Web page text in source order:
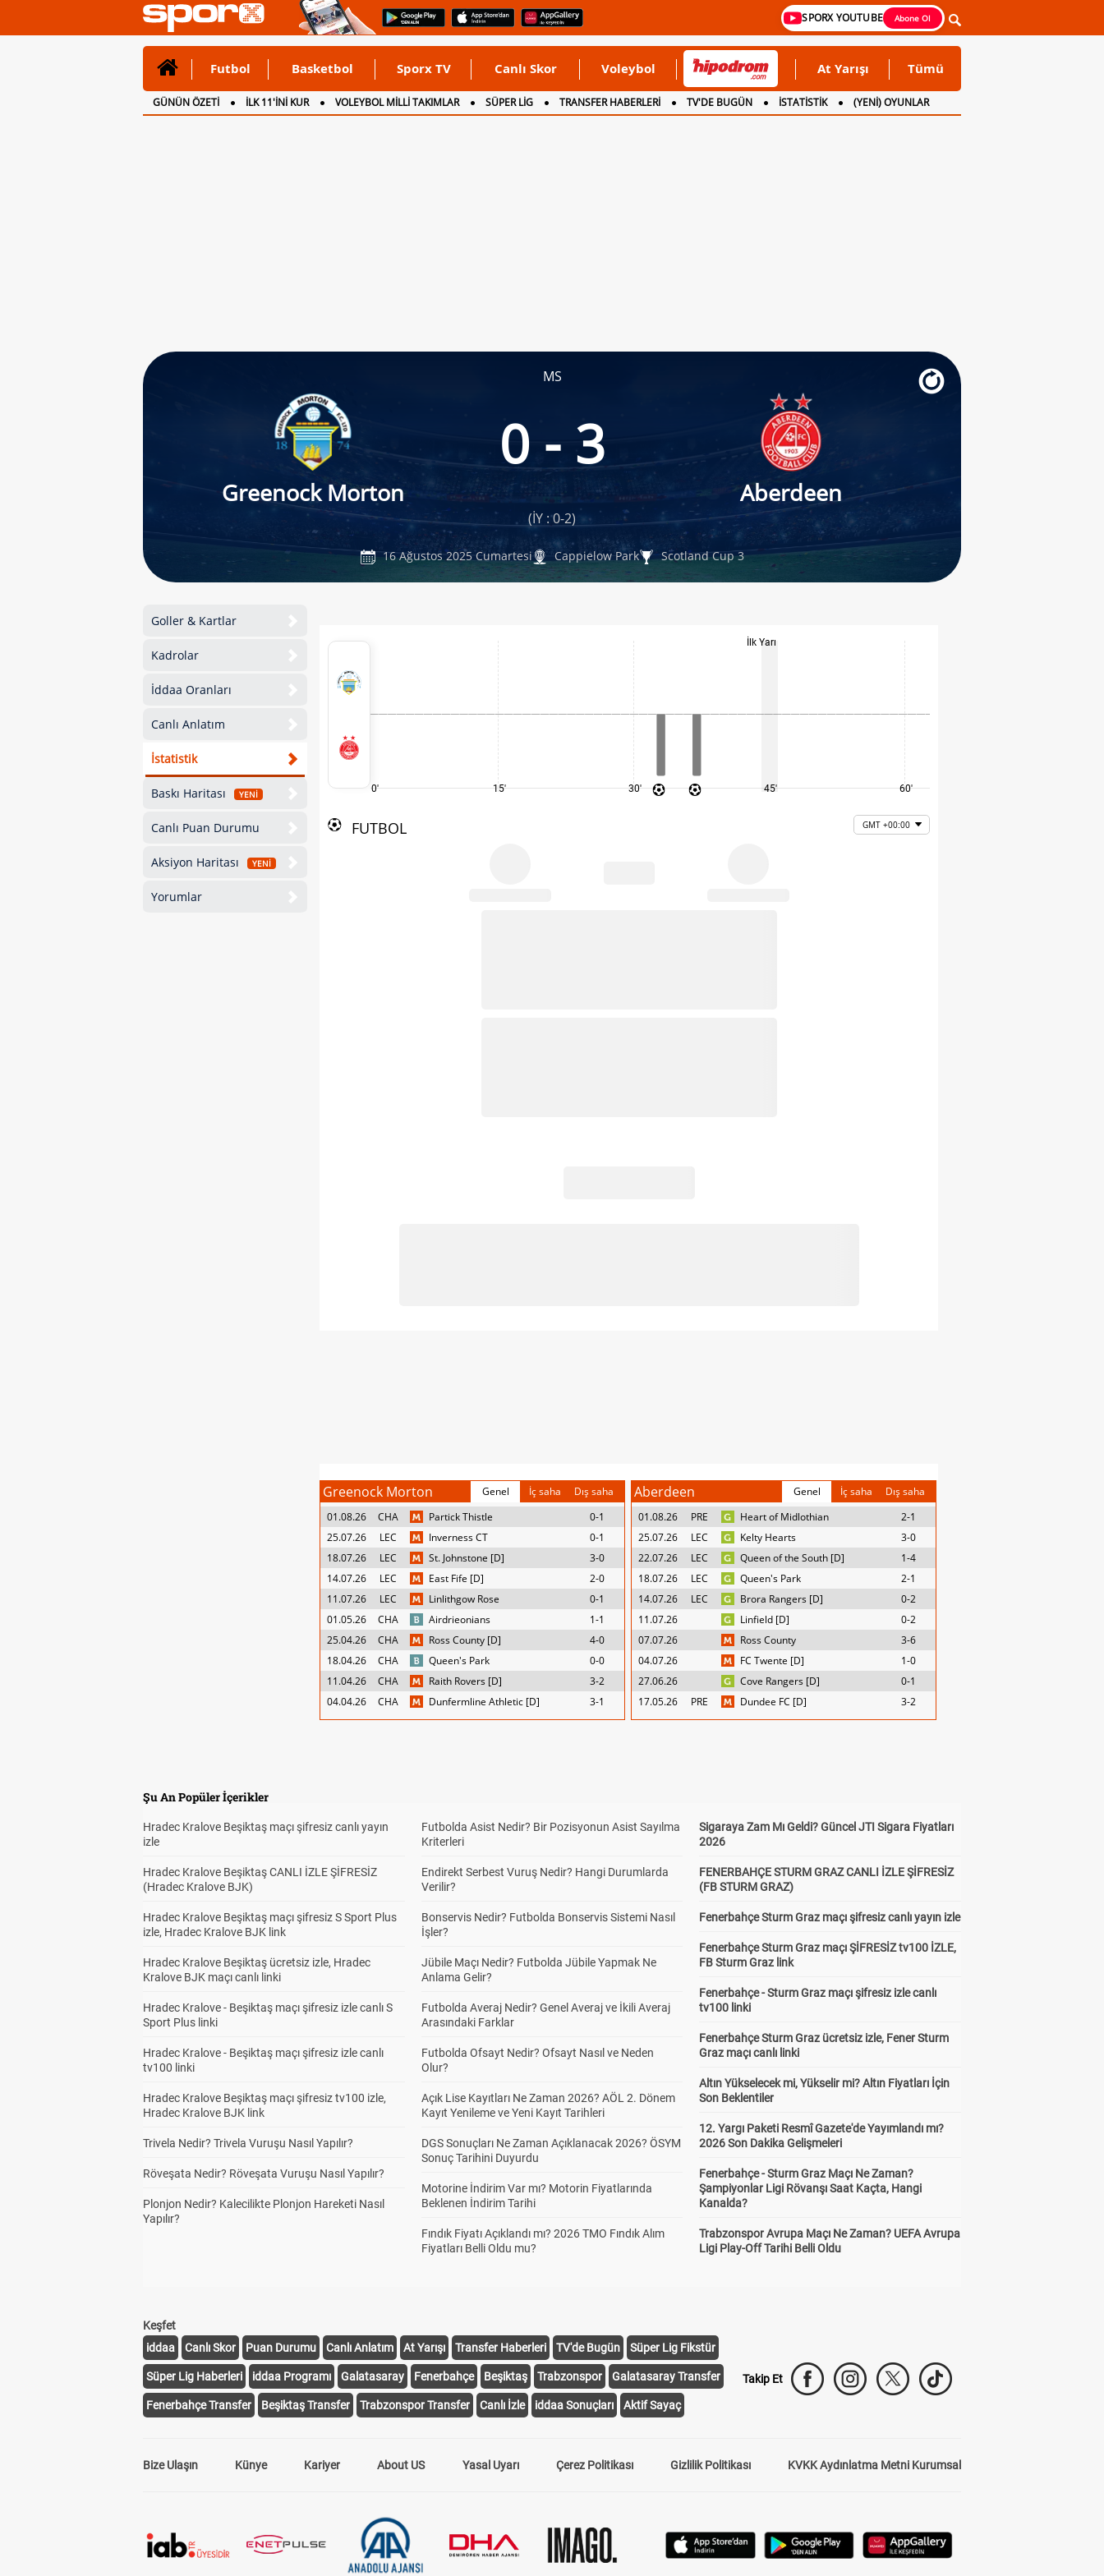
SPORX YOUTUBE Abone Ol
Futbol Basketbol Sporx TV Canlı Skor Voleybol At Yarışı Tümü
GÜNÜN ÖZETİ İLK 11'İNİ KUR VOLEYBOL MİLLİ TAKIMLAR SÜPER LİG TRANSFER HABERLERİ TV'DE BUGÜN İSTATİSTİK
(YENİ) OYUNLAR
CANLI ANLATIM
İNGİLTERE
MS
Greenock Morton
0 - 3
Aberdeen
(İY : 0-2)
16 Ağustos 2025 Cumartesi Cappielow Park Scotland Cup 3
Goller & Kartlar
Kadrolar
İddaa Oranları
Canlı Anlatım
İstatistik
Baskı Haritası YENİ
Canlı Puan Durumu
Aksiyon Haritası YENİ
Yorumlar
0' 15' 30'
İlk Yarı
45' 60'
FUTBOL GMT +00:00
Greenock Morton Genel İç saha
Dış saha
01.08.26
CHA Partick Thistle
0-1
25.07.26
LEC Inverness CT
0-1
18.07.26
LEC St. Johnstone [D]
3-0
14.07.26
LEC East Fife [D]
2-0
11.07.26
LEC Linlithgow Rose
0-1
01.05.26
CHA Airdrieonians
1-1
25.04.26
CHA Ross County [D]
4-0
18.04.26
CHA Queen's Park
0-0
11.04.26
CHA Raith Rovers [D]
3-2
04.04.26
CHA Dunfermline Athletic [D] 3-1
Aberdeen Genel İç saha
Dış saha
01.08.26
PRE Heart of Midlothian
2-1
25.07.26
LEC Kelty Hearts
3-0
22.07.26
LEC Queen of the South [D]
1-4
18.07.26
LEC Queen's Park
2-1
14.07.26
LEC Brora Rangers [D]
0-2
11.07.26
Linfield [D]
0-2
07.07.26
Ross County
3-6
04.07.26
FC Twente [D]
1-0
27.06.26
Cove Rangers [D]
0-1
17.05.26
PRE Dundee FC [D] 3-2
Şu An Popüler İçerikler
Hradec Kralove Beşiktaş maçı şifresiz canlı yayın
izle
Hradec Kralove Beşiktaş CANLI İZLE ŞİFRESİZ
(Hradec Kralove BJK)
Hradec Kralove Beşiktaş maçı şifresiz S Sport Plus
izle, Hradec Kralove BJK link
Hradec Kralove Beşiktaş ücretsiz izle, Hradec
Kralove BJK maçı canlı linki
Hradec Kralove - Beşiktaş maçı şifresiz izle canlı S
Sport Plus linki
Hradec Kralove - Beşiktaş maçı şifresiz izle canlı
tv100 linki
Hradec Kralove Beşiktaş maçı şifresiz tv100 izle,
Hradec Kralove BJK link
Trivela Nedir? Trivela Vuruşu Nasıl Yapılır?
Röveşata Nedir? Röveşata Vuruşu Nasıl Yapılır?
Plonjon Nedir? Kalecilikte Plonjon Hareketi Nasıl
Yapılır?
Futbolda Asist Nedir? Bir Pozisyonun Asist Sayılma
Kriterleri
Endirekt Serbest Vuruş Nedir? Hangi Durumlarda
Verilir?
Bonservis Nedir? Futbolda Bonservis Sistemi Nasıl
İşler?
Jübile Maçı Nedir? Futbolda Jübile Yapmak Ne
Anlama Gelir?
Futbolda Averaj Nedir? Genel Averaj ve İkili Averaj
Arasındaki Farklar
Futbolda Ofsayt Nedir? Ofsayt Nasıl ve Neden
Olur?
Açık Lise Kayıtları Ne Zaman 2026? AÖL 2. Dönem
Kayıt Yenileme ve Yeni Kayıt Tarihleri
DGS Sonuçları Ne Zaman Açıklanacak 2026? ÖSYM
Sonuç Tarihini Duyurdu
Motorine İndirim Var mı? Motorin Fiyatlarında
Beklenen İndirim Tarihi
Fındık Fiyatı Açıklandı mı? 2026 TMO Fındık Alım
Fiyatları Belli Oldu mu?
Sigaraya Zam Mı Geldi? Güncel JTI Sigara Fiyatları
2026
FENERBAHÇE STURM GRAZ CANLI İZLE ŞİFRESİZ
(FB STURM GRAZ)
Fenerbahçe Sturm Graz maçı şifresiz canlı yayın izle
Fenerbahçe Sturm Graz maçı ŞİFRESİZ tv100 İZLE,
FB Sturm Graz link
Fenerbahçe - Sturm Graz maçı şifresiz izle canlı
tv100 linki
Fenerbahçe Sturm Graz ücretsiz izle, Fener Sturm
Graz maçı canlı linki
Altın Yükselecek mi, Yükselir mi? Altın Fiyatları İçin
Son Beklentiler
12. Yargı Paketi Resmî Gazete'de Yayımlandı mı?
2026 Son Dakika Gelişmeleri
Fenerbahçe - Sturm Graz Maçı Ne Zaman?
Şampiyonlar Ligi Rövanşı Saat Kaçta, Hangi
Kanalda?
Trabzonspor Avrupa Maçı Ne Zaman? UEFA Avrupa
Ligi Play-Off Tarihi Belli Oldu
Keşfet
iddaa
Canlı Skor Puan Durumu Canlı Anlatım At Yarışı Transfer Haberleri TV'de Bugün Süper Lig Fikstür
Süper Lig Haberleri iddaa Programı Galatasaray Fenerbahçe Beşiktaş Trabzonspor Galatasaray Transfer
Fenerbahçe Transfer Beşiktaş Transfer Trabzonspor Transfer Canlı İzle iddaa Sonuçları Aktif Sayaç
Takip Et
Bize Ulaşın Künye Kariyer About US Yasal Uyarı Çerez Politikası Gizlilik Politikası KVKK Aydınlatma Metni Kurumsal